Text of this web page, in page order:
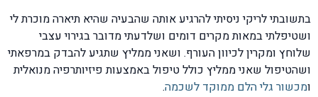
בתשובתי לריקי ניסיתי להרגיע אותה שהבעיה שהיא תיארה מוכרת לי
ושטיפלתי במאות מקרים דומים ושלדעתי מדובר בגירוי עצבי
שלוחץ ומקרין לכיוון העורף. ושאני ממליץ שתגיע להבדק במרפאתי
ושהטיפול שאני ממליץ כולל טיפול באמצעות פיזיותרפיה מנואלית
ומכשור גלי הלם ממוקד לשכמה.